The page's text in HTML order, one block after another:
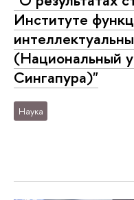
Институте
(Национальный
Сингапура)"
Наука